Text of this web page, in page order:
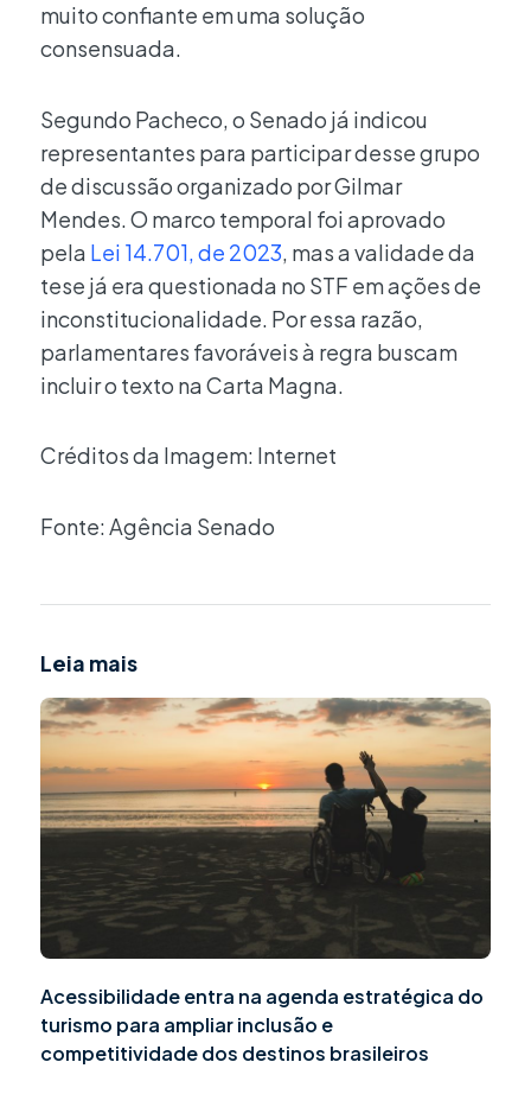
muito confiante em uma solução
consensuada.
Segundo Pacheco, o Senado já indicou
representantes para participar desse grupo
de discussão organizado por Gilmar
Mendes. O marco temporal foi aprovado
pela Lei 14.701, de 2023, mas a validade da
tese já era questionada no STF em ações de
inconstitucionalidade. Por essa razão,
parlamentares favoráveis à regra buscam
incluir o texto na Carta Magna.
Créditos da Imagem: Internet
Fonte: Agência Senado
Leia mais
Acessibilidade entra na agenda estratégica do
turismo para ampliar inclusão e
competitividade dos destinos brasileiros